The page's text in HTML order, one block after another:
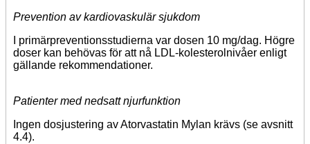
Prevention av kardiovaskulär sjukdom
I primärpreventionsstudierna var dosen 10 mg/dag. Högre
doser kan behövas för att nå LDL-kolesterolnivåer enligt
gällande rekommendationer.
Patienter med nedsatt njurfunktion
Ingen dosjustering av Atorvastatin Mylan krävs (se avsnitt
4.4).